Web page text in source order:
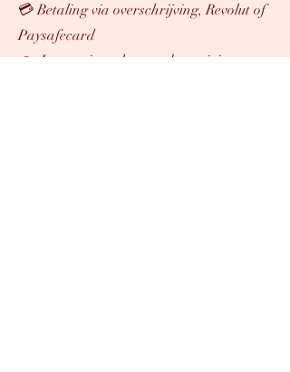
💳 Betaling via overschrijving, Revolut of
Paysafecard
👉 Instructies volgen na bevestiging van